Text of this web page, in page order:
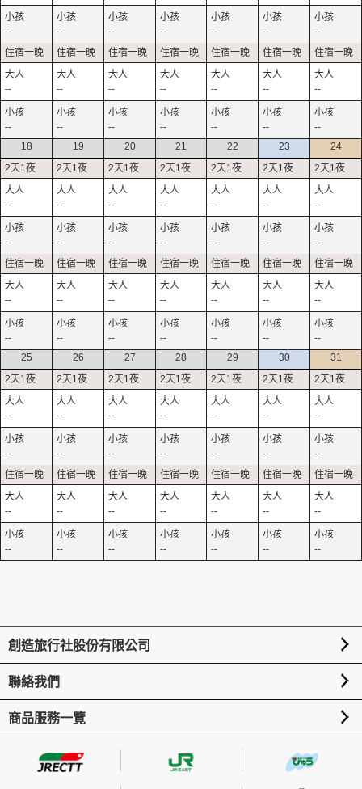
--
--
--
--
--
--
--
--
--
--
--
--
--
--
--
--
--
--
--
--
--
18
--
--
--
--
19
--
--
--
--
20
--
--
--
--
21
--
--
--
--
22
--
--
--
--
23
--
--
--
--
24
--
--
--
--
25
--
--
--
--
26
--
--
--
--
27
--
--
--
--
28
--
--
--
--
29
--
--
--
--
30
--
--
--
--
31
--
--
--
--
創造旅行社股份有限公司
聯絡我們
商品服務一覽